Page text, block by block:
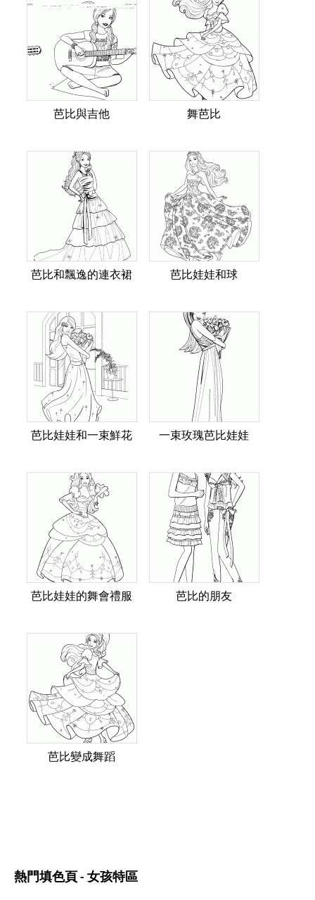
芭比與吉他 舞芭比
芭比和飄逸的連衣裙 芭比娃娃和球
芭比娃娃和一束鮮花 一束玫瑰芭比娃娃
芭比娃娃的舞會禮服 芭比的朋友
芭比變成舞蹈
熱門填色頁 - 女孩特區